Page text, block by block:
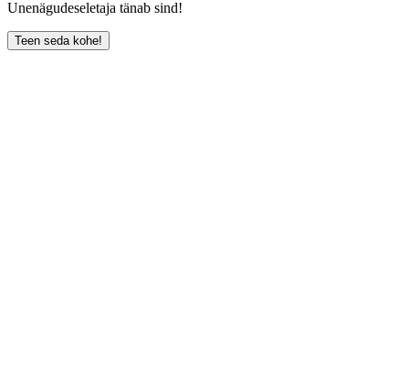
Unenägudeseletaja tänab sind!
Teen seda kohe!